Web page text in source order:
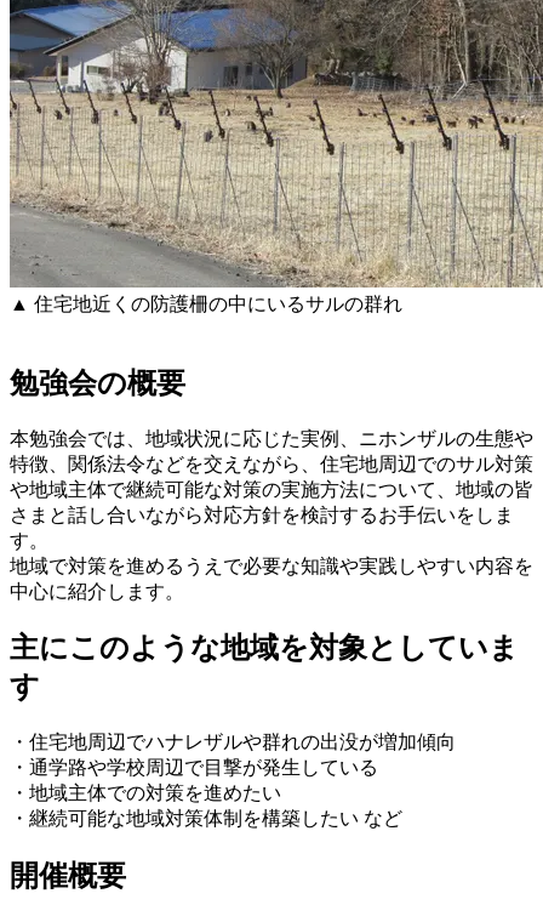
▲ 住宅地近くの防護柵の中にいるサルの群れ
勉強会の概要
本勉強会では、地域状況に応じた実例、ニホンザルの生態や
特徴、関係法令などを交えながら、住宅地周辺でのサル対策
や地域主体で継続可能な対策の実施方法について、地域の皆
さまと話し合いながら対応方針を検討するお手伝いをしま
す。
地域で対策を進めるうえで必要な知識や実践しやすい内容を
中心に紹介します。
主にこのような地域を対象としていま
す
・住宅地周辺でハナレザルや群れの出没が増加傾向
・通学路や学校周辺で目撃が発生している
・地域主体での対策を進めたい
・継続可能な地域対策体制を構築したい など
開催概要